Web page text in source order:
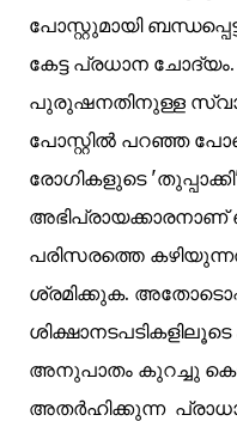
പോസ്റ്റുമായി
കേട്ട പ്രധാന
പുരുഷനതിനുള്ള
പോസ്റ്റില്‍ പറഞ്ഞ
രോഗികളുടെ
അഭിപ്രായക്കാരനാണ്
പരിസരത്തെ
ശ്രമിക്കുക.
അനുപാതം കുറച്ചു
അതര്‍ഹിക്കുന്ന